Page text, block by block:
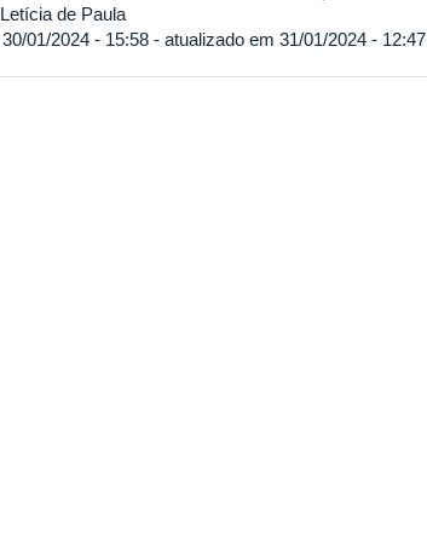
Letícia de Paula
30/01/2024 - 15:58 - atualizado em 31/01/2024 - 12:47